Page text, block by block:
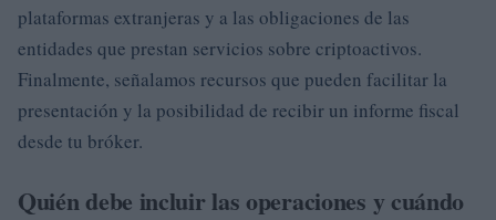
plataformas extranjeras y a las obligaciones de las
entidades que prestan servicios sobre criptoactivos.
Finalmente, señalamos recursos que pueden facilitar la
presentación y la posibilidad de recibir un informe fiscal
desde tu bróker.
Quién debe incluir las operaciones y cuándo